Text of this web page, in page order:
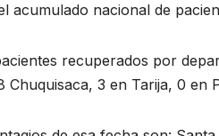
acumulado nacional de
recuperados por
Chuquisaca, 3 en Tarija, 0